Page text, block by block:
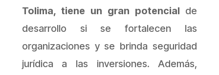
Tolima, tiene un gran potencial de
desarrollo si se fortalecen las
organizaciones y se brinda seguridad
jurídica a las inversiones. Además,